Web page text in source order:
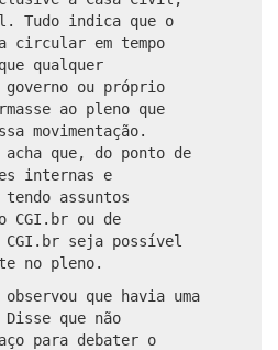
Tudo indica que o
circular em tempo
qualquer
governo ou próprio
ao pleno que
movimentação.
acha que, do ponto de
internas e
assuntos
CGI.br ou de
seja possível
no pleno.
que havia uma
que não
para debater o